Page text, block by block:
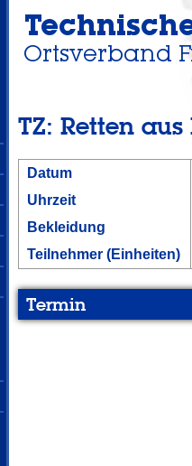
TZ: Retten
Datum
Uhrzeit
Bekleidung
Teilnehmer (Einheiten)
Termin